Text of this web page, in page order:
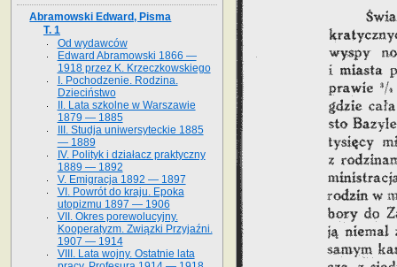
Abramowski Edward, Pisma
T. 1
Od wydawców
Edward Abramowski 1866 —
1918 przez K. Krzeczkowskiego
I. Pochodzenie. Rodzina.
Dzieciństwo
II. Lata szkolne w Warszawie
1879 — 1885
III. Studja uniwersyteckie 1885
— 1889
IV. Polityk i działacz praktyczny
1889 — 1892
V. Emigracja 1892 — 1897
VI. Powrót do kraju. Epoka
utopizmu 1897 — 1906
VII. Okres porewolucyjny.
Kooperatyzm. Związki Przyjaźni.
1907 — 1914
VIII. Lata wojny. Ostatnie lata